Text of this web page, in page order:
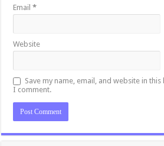
Email*
Website
Save my name, email, and website in
I comment.